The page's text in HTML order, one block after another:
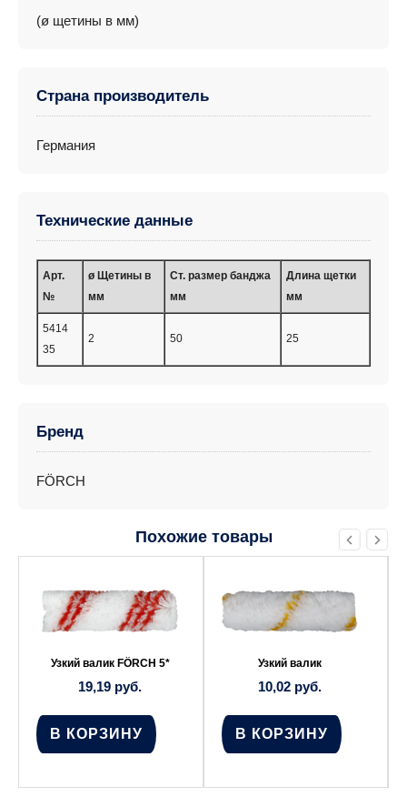
(ø щетины в мм)
Страна производитель
Германия
Технические данные
Арт.
№
ø Щетины в
мм
Ст. размер банджа
мм
Длина щетки
мм
5414
35
2 50 25
Бренд
FÖRCH
Похожие товары
Узкий валик FÖRCH 5*
19,19 руб.
В КОРЗИНУ
Узкий валик
10,02 руб.
В КОРЗИНУ